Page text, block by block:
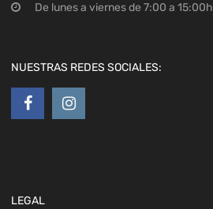
De lunes a viernes de 7:00 a 15:00h
NUESTRAS REDES SOCIALES:
LEGAL